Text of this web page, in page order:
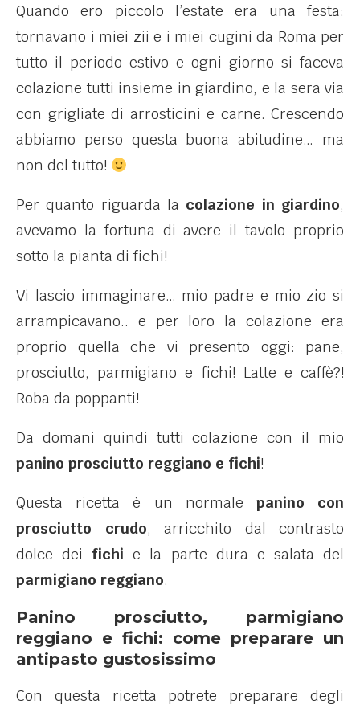
Quando ero piccolo l’estate era una festa:
tornavano i miei zii e i miei cugini da Roma per
tutto il periodo estivo e ogni giorno si faceva
colazione tutti insieme in giardino, e la sera via
con grigliate di arrosticini e carne. Crescendo
abbiamo perso questa buona abitudine… ma
non del tutto!
Per quanto riguarda la colazione in giardino,
avevamo la fortuna di avere il tavolo proprio
sotto la pianta di fichi!
Vi lascio immaginare… mio padre e mio zio si
arrampicavano.. e per loro la colazione era
proprio quella che vi presento oggi: pane,
prosciutto, parmigiano e fichi! Latte e caffè?!
Roba da poppanti!
Da domani quindi tutti colazione con il mio
panino prosciutto reggiano e fichi!
Questa ricetta è un normale panino con
prosciutto crudo, arricchito dal contrasto
dolce dei fichi e la parte dura e salata del
parmigiano reggiano.
Panino prosciutto, parmigiano
reggiano e fichi: come preparare un
antipasto gustosissimo
Con questa ricetta potrete preparare degli